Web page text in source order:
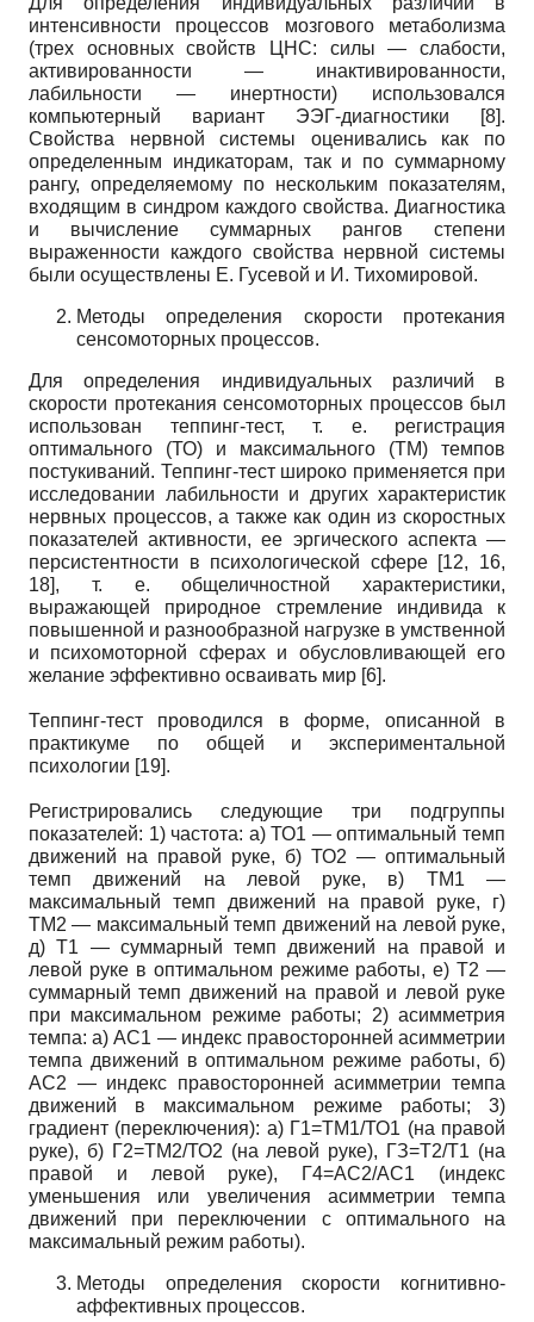
интенсивности процессов мозгового метаболизма
(трех основных свойств ЦНС: силы — слабости,
активированности — инактивированности,
лабильности — инертности) использовался
компьютерный вариант ЭЭГ-диагностики [8].
Свойства нервной системы оценивались как по
определенным индикаторам, так и по суммарному
рангу, определяемому по нескольким показателям,
входящим в синдром каждого свойства. Диагностика
и вычисление суммарных рангов степени
выраженности каждого свойства нервной системы
были осуществлены Е. Гусевой и И. Тихомировой.
Методы определения скорости протекания
сенсомоторных процессов.
Для определения индивидуальных различий в
скорости протекания сенсомоторных процессов был
использован теппинг-тест, т. е. регистрация
оптимального (ТО) и максимального (ТМ) темпов
постукиваний. Теппинг-тест широко применяется при
исследовании лабильности и других характеристик
нервных процессов, а также как один из скоростных
показателей активности, ее эргического аспекта —
персистентности в психологической сфере [12, 16,
18], т. е. общеличностной характеристики,
выражающей природное стремление индивида к
повышенной и разнообразной нагрузке в умственной
и психомоторной сферах и обусловливающей его
желание эффективно осваивать мир [6].
Теппинг-тест проводился в форме, описанной в
практикуме по общей и экспериментальной
психологии [19].
Регистрировались следующие три подгруппы
показателей: 1) частота: а) ТО1 — оптимальный темп
движений на правой руке, б) ТО2 — оптимальный
темп движений на левой руке, в) ТМ1 —
максимальный темп движений на правой руке, г)
ТМ2 — максимальный темп движений на левой руке,
д) Т1 — суммарный темп движений на правой и
левой руке в оптимальном режиме работы, е) Т2 —
суммарный темп движений на правой и левой руке
при максимальном режиме работы; 2) асимметрия
темпа: а) АС1 — индекс правосторонней асимметрии
темпа движений в оптимальном режиме работы, б)
АС2 — индекс правосторонней асимметрии темпа
движений в максимальном режиме работы; 3)
градиент (переключения): а) Г1=ТМ1/ТО1 (на правой
руке), б) Г2=ТМ2/ТО2 (на левой руке), ГЗ=Т2/Т1 (на
правой и левой руке), Г4=АС2/АС1 (индекс
уменьшения или увеличения асимметрии темпа
движений при переключении с оптимального на
максимальный режим работы).
Методы определения скорости когнитивно-
аффективных процессов.